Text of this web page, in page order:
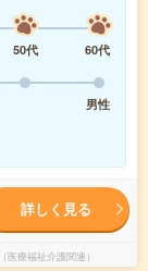
50代
60代
男性
詳しく見る
療福祉介護関連）